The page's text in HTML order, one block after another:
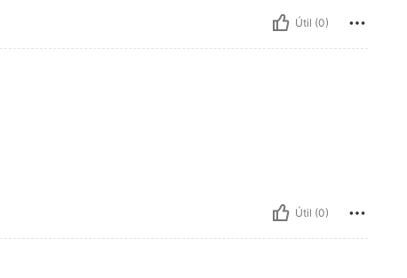
Útil (0)
Útil (0)